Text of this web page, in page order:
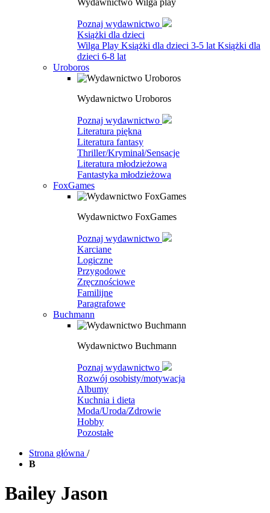
Wydawnictwo Wilga play
Poznaj wydawnictwo
Książki dla dzieci
Wilga Play Książki dla dzieci 3-5 lat Książki dla
dzieci 6-8 lat
Uroboros
Wydawnictwo Uroboros
Poznaj wydawnictwo
Literatura piękna
Literatura fantasy
Thriller/Kryminał/Sensacje
Literatura młodzieżowa
Fantastyka młodzieżowa
FoxGames
Wydawnictwo FoxGames
Poznaj wydawnictwo
Karciane
Logiczne
Przygodowe
Zręcznościowe
Familijne
Paragrafowe
Buchmann
Wydawnictwo Buchmann
Poznaj wydawnictwo
Rozwój osobisty/motywacja
Albumy
Kuchnia i dieta
Moda/Uroda/Zdrowie
Hobby
Pozostałe
Strona główna /
B
Bailey Jason